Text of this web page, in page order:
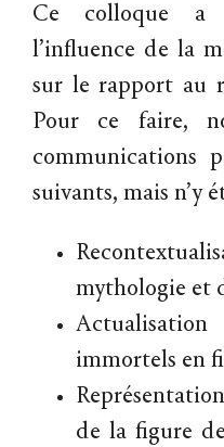
Ce colloque a
l’influence de la
sur le rapport au
Pour ce faire,
communications
suivants, mais n’y
mythologie et
immortels en
de la figure